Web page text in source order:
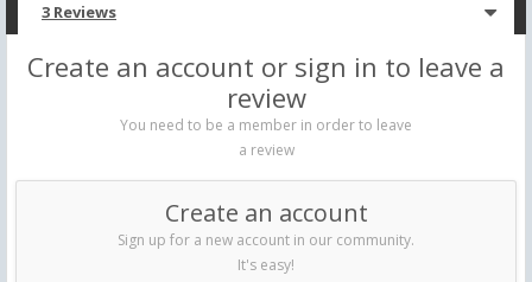
3 Reviews
Create an account or sign in to leave a
review
You need to be a member in order to leave
a review
Create an account
Sign up for a new account in our community.
It's easy!